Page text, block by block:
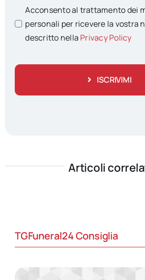
Acconsento al trattamento dei
personali per ricevere la vostra
descritto nella Privacy Policy
ISCRIVIMI
Articoli
TGFuneral24 Consiglia